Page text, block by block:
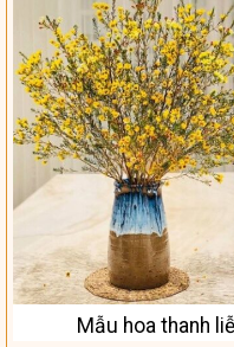
Mẫu hoa thanh